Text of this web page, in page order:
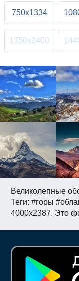
Великолепные
Теги: #горы
4000x2387. Это
750x1334
1350x2400